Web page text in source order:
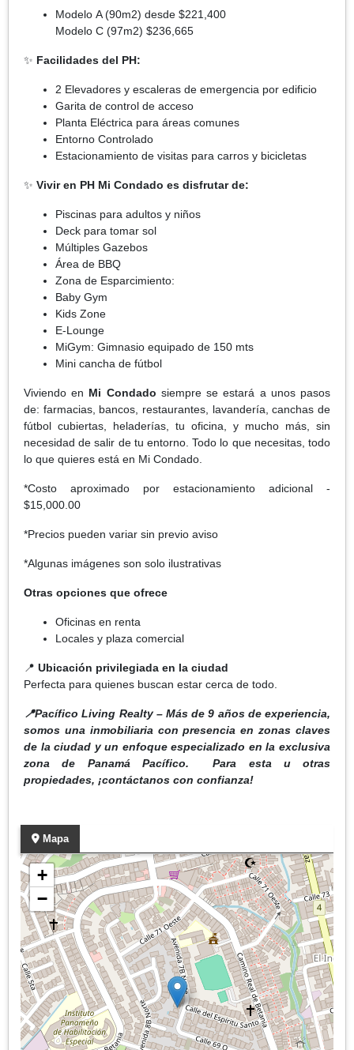
Modelo A (90m2) desde $221,400
Modelo C (97m2) $236,665
✨ Facilidades del PH:
2 Elevadores y escaleras de emergencia por edificio
Garita de control de acceso
Planta Eléctrica para áreas comunes
Entorno Controlado
Estacionamiento de visitas para carros y bicicletas
✨ Vivir en PH Mi Condado es disfrutar de:
Piscinas para adultos y niños
Deck para tomar sol
Múltiples Gazebos
Área de BBQ
Zona de Esparcimiento:
Baby Gym
Kids Zone
E-Lounge
MiGym: Gimnasio equipado de 150 mts
Mini cancha de fútbol
Viviendo en Mi Condado siempre se estará a unos pasos
de: farmacias, bancos, restaurantes, lavandería, canchas de
fútbol cubiertas, heladerías, tu oficina, y mucho más, sin
necesidad de salir de tu entorno. Todo lo que necesitas, todo
lo que quieres está en Mi Condado.
*Costo aproximado por estacionamiento adicional -
$15,000.00
*Precios pueden variar sin previo aviso
*Algunas imágenes son solo ilustrativas
Otras opciones que ofrece
Oficinas en renta
Locales y plaza comercial
📍 Ubicación privilegiada en la ciudad
Perfecta para quienes buscan estar cerca de todo.
📍Pacífico Living Realty – Más de 9 años de experiencia,
somos una inmobiliaria con presencia en zonas claves
de la ciudad y un enfoque especializado en la exclusiva
zona de Panamá Pacífico. Para esta u otras
propiedades, ¡contáctanos con confianza!
Mapa
+
−